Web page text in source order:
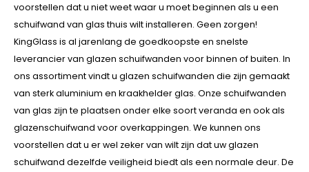
voorstellen dat u niet weet waar u moet beginnen als u een
schuifwand van glas thuis wilt installeren. Geen zorgen!
KingGlass is al jarenlang de goedkoopste en snelste
leverancier van glazen schuifwanden voor binnen of buiten. In
ons assortiment vindt u glazen schuifwanden die zijn gemaakt
van sterk aluminium en kraakhelder glas. Onze schuifwanden
van glas zijn te plaatsen onder elke soort veranda en ook als
glazenschuifwand voor overkappingen. We kunnen ons
voorstellen dat u er wel zeker van wilt zijn dat uw glazen
schuifwand dezelfde veiligheid biedt als een normale deur. De